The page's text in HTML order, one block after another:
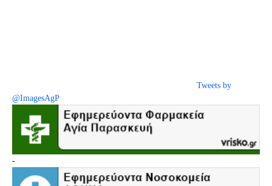
Tweets by
@ImagesAgP
-